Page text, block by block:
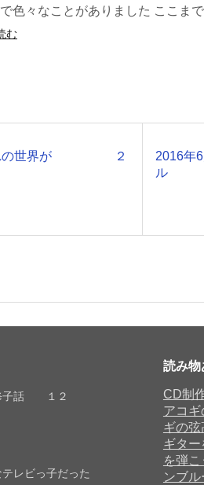
色々なことがありました ここま
む
れの世界が ２
2016年
ル
子話 １２
テレビっ子だった
読み物
CD制
アコ
ギの
ギタ
を弾
ンブ